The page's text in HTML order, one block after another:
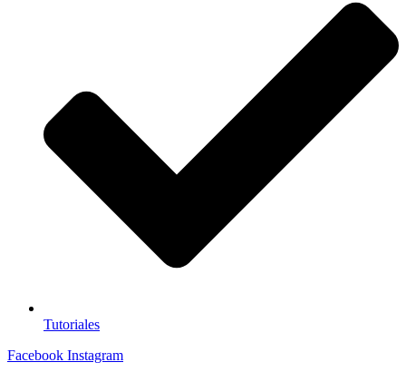
Tutoriales
Facebook Instagram